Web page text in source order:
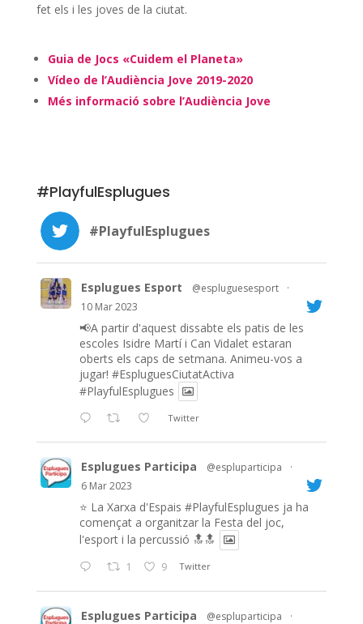
fet els i les joves de la ciutat.
Guia de Jocs «Cuidem el Planeta»
Vídeo de l’Audiència Jove 2019-2020
Més informació sobre l’Audiència Jove
#PlayfulEsplugues
#PlayfulEsplugues
Esplugues Esport @espluguesesport
·
10 Mar 2023
📢A partir d'aquest dissabte els patis de les
escoles Isidre Martí i Can Vidalet estaran
oberts els caps de setmana. Animeu-vos a
jugar! #EspluguesCiutatActiva
#PlayfulEsplugues
Twitter
Esplugues Participa @espluparticipa
·
6 Mar 2023
⭐️ La Xarxa d'Espais #PlayfulEsplugues ja ha
començat a organitzar la Festa del joc,
l'esport i la percussió 🔝🔝
1 9 Twitter
Esplugues Participa @espluparticipa
·